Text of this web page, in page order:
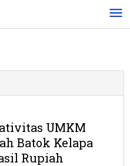
UMKM
Batok Kelapa
Rupiah